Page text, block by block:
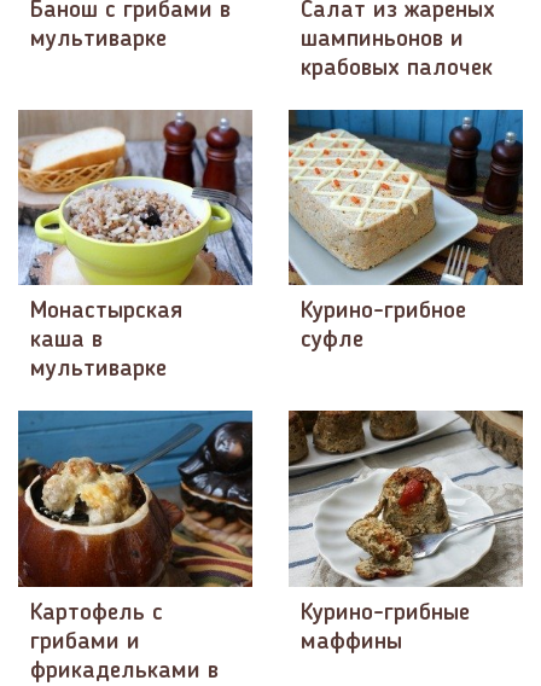
Банош с грибами в
мультиварке
Салат из жареных
шампиньонов и
крабовых палочек
Монастырская
каша в
мультиварке
Курино-грибное
суфле
Картофель с
грибами и
фрикадельками в
Курино-грибные
маффины